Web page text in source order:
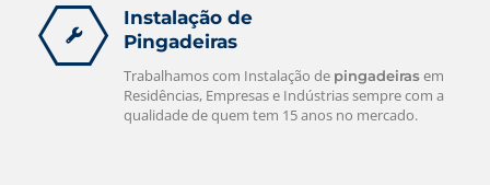
Instalação de
Pingadeiras
Trabalhamos com Instalação de pingadeirasem
Residências, Empresas e Indústrias sempre com a
qualidade de quem tem 15 anos no mercado.